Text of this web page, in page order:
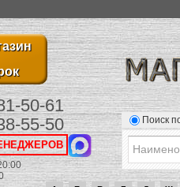
50-61
55-50
Поиск